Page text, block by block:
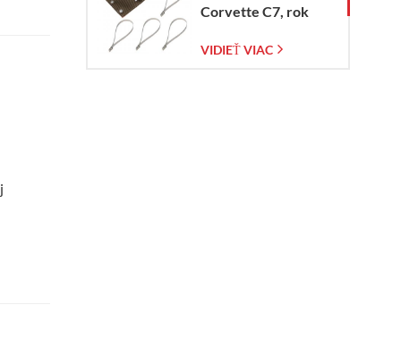
Corvette C7, rok
VIDIEŤ VIAC